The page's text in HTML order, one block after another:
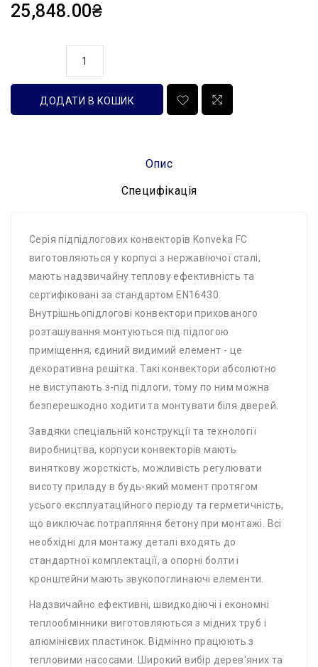
25,848.00₴
ДОДАТИ В КОШИК
Опис
Специфікація
Серія підпідлогових конвекторів Konveka FC
виготовляються у корпусі з нержавіючої сталі,
мають надзвичайну теплову ефективність та
сертифіковані за стандартом EN16430.
Внутрішньопідлогові конвектори прихованого
розташування монтуються під підлогою
приміщення, єдиний видимий елемент - це
декоративна решітка. Такі конвектори абсолютно
не виступають з-під підлоги, тому по ним можна
безперешкодно ходити та монтувати біля дверей.
Завдяки спеціальній конструкції та технології
виробництва, корпуси конвекторів мають
виняткову жорсткість, можливість регулювати
висоту приладу в будь-який момент протягом
усього експлуатаційного періоду та герметичність,
що виключає потрапляння бетону при монтажі. Всі
необхідні для монтажу деталі входять до
стандартної комплектації, а опорні болти і
кронштейни мають звукопоглинаючі елементи.
Надзвичайно ефективні, швидкодіючі і економні
теплообмінники виготовляються з мідних труб і
алюмінієвих пластинок. Відмінно працюють з
тепловими насосами. Широкий вибір дерев'яних та